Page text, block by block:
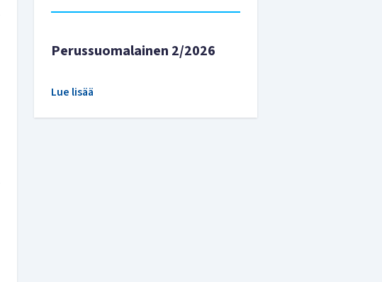
Perussuomalainen 2/2026
Lue lisää